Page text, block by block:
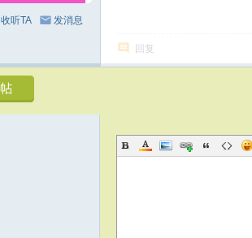
收听TA 发消息
回复